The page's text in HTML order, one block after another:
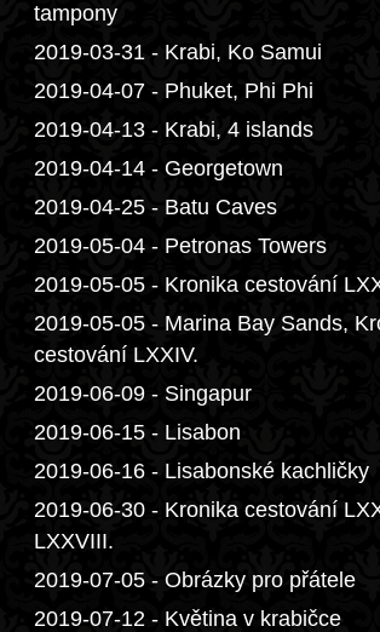
tampony
2019-03-31 - Krabi, Ko Samui
2019-04-07 - Phuket, Phi Phi
2019-04-13 - Krabi, 4 islands
2019-04-14 - Georgetown
2019-04-25 - Batu Caves
2019-05-04 - Petronas Towers
2019-05-05 - Kronika cestování
2019-05-05 - Marina Bay Sands,
cestování LXXIV.
2019-06-09 - Singapur
2019-06-15 - Lisabon
2019-06-16 - Lisabonské kachličky
2019-06-30 - Kronika cestování
LXXVIII.
2019-07-05 - Obrázky pro přátele
2019-07-12 - Květina v krabičce